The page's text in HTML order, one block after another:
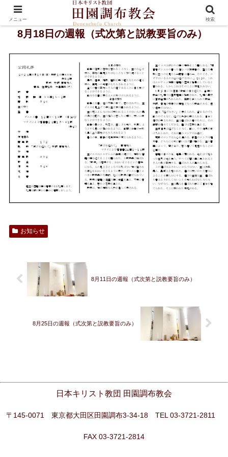
8月18日の週報（式次第と説教要旨のみ）
お知らせ
8月11日の週報（式次第と説教要旨のみ）
8月25日の週報（式次第と説教要旨のみ）
日本キリスト教団 田園調布教会
〒145-0071 東京都大田区田園調布3-34-18 TEL 03-3721-2811
FAX 03-3721-2814
メニュー 検索